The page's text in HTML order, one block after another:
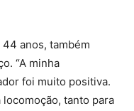
anos, também
“A minha
foi muito positiva.
tanto para